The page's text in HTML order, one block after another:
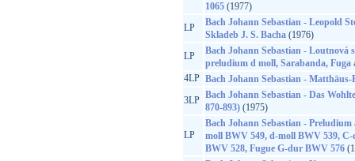
1065(1977)
LP
Bach Johann Sebastian - Leopold
Skladeb J. S. Bacha(1976)
LP
Bach Johann Sebastian - Loutnová
preludium d moll, Sarabanda, Fuga
4LP Bach Johann Sebastian - Matthäus-
3LP Bach Johann Sebastian - Das
870-893)(1975)
LP
Bach Johann Sebastian -
moll BWV 549, d-moll BWV 539,
BWV 528, Fugue G-dur BWV 576